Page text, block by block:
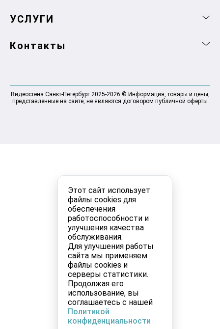
Этот сайт использует
файлы cookies для
обеспечения
работоспособности и
улучшения качества
обслуживания.
Для улучшения работы
сайта мы применяем
файлы cookies и
серверы статистики.
Продолжая его
использование, вы
соглашаетесь с нашей
Политикой
конфиденциальности
УСЛУГИ
Контакты
Видеостена Санкт-Петербург 2025-2026 © Информация, товары и цены,
представленные на сайте, не являются договором публичной оферты